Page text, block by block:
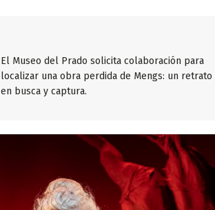
El Museo del Prado solicita colaboración para
localizar una obra perdida de Mengs: un retrato
en busca y captura.